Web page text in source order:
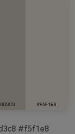
#f5f1e8